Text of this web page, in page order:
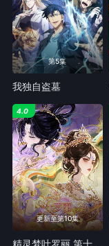
第5集
我独自盗墓
更新至第10集
4.0
精灵梦叶罗丽 第十一季（下）